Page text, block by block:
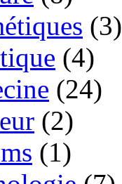
(3)
(4)
(24)
(2)
(1)